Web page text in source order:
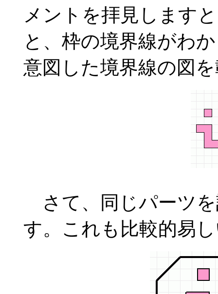
メントを拝見します
と、枠の境界線がわ
意図した境界線の図
さて、同じパーツ
す。これも比較的易